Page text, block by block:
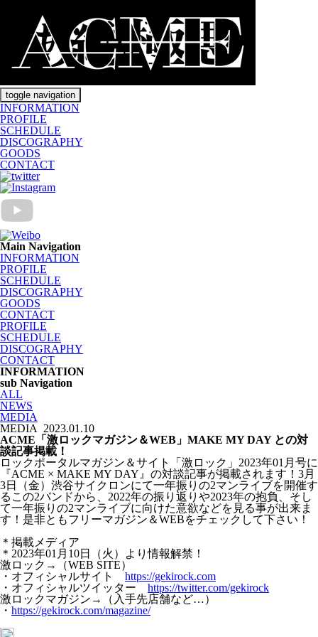
toggle navigation
INFORMATION
PROFILE
SCHEDULE
DISCOGRAPHY
GOODS
CONTACT
Main Navigation
INFORMATION
PROFILE
SCHEDULE
DISCOGRAPHY
GOODS
CONTACT
PROFILE
SCHEDULE
DISCOGRAPHY
CONTACT
INFORMATION
sub Navigation
ALL
NEWS
MEDIA
MEDIA
2023.01.10
ACME「激ロックマガジン＆WEB」MAKE MY DAY との対
談記事掲載！
ロックポータルマガジン＆サイト「激ロック」2023年01月号に
『ACME × MAKE MY DAY』の対談記事が掲載されます！3月
3日（金）渋谷サイクロンにて一年振りの2マンライブを開催す
るこの2バンドから、2022年の振り返りや2023年の抱負、そし
て一年振りの2マンライブに向けた意欲などを見る事が出来ま
す！是非ともフリーマガジン＆WEBをチェックして下さい！
＊掲載メディア
＊2023年01月10日（火）より情報解禁！
激ロック→（WEB SITE）
・オフィシャルサイト https://gekirock.com
・オフィシャルツイッター https://twitter.com/gekirock
激ロックマガジン→（入手先店舗など…）
・ https://gekirock.com/magazine/